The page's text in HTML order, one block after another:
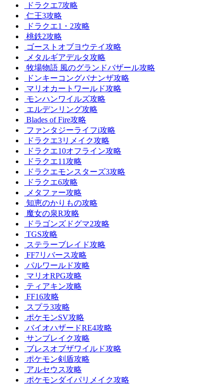
ドラクエ7攻略
仁王3攻略
ドラクエ1・2攻略
桃鉄2攻略
ゴーストオブヨウテイ攻略
メタルギアデルタ攻略
牧場物語 風のグランドバザール攻略
ドンキーコングバナンザ攻略
マリオカートワールド攻略
モンハンワイルズ攻略
エルデンリング攻略
Blades of Fire攻略
ファンタジーライフi攻略
ドラクエ3リメイク攻略
ドラクエ10オフライン攻略
ドラクエ11攻略
ドラクエモンスターズ3攻略
ドラクエ6攻略
メタファー攻略
知恵のかりもの攻略
魔女の泉R攻略
ドラゴンズドグマ2攻略
TGS攻略
ステラーブレイド攻略
FF7リバース攻略
パルワールド攻略
マリオRPG攻略
ティアキン攻略
FF16攻略
スプラ3攻略
ポケモンSV攻略
バイオハザードRE4攻略
サンブレイク攻略
ブレスオブザワイルド攻略
ポケモン剣盾攻略
アルセウス攻略
ポケモンダイパリメイク攻略